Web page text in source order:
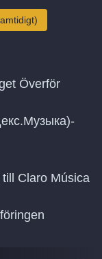
Överför
Claro Música